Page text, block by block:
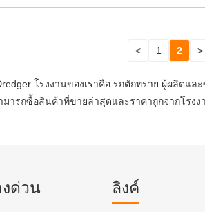
< 1 2 >
โรงงานของเราคือ รถตักทราย ผู้ผลิตแล
ซื้อสินค้าที่ขายล่าสุดและราคาถูกจากโรงงา
ด่วน ลิงค์